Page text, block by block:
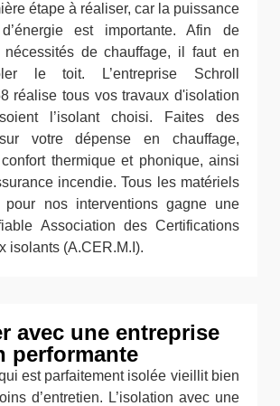
étape à réaliser, car la puissance
d’énergie est importante. Afin de
de chauffage, il faut en
le toit. L’entreprise Schroll
réalise tous vos travaux d'isolation
l’isolant choisi. Faites des
votre dépense en chauffage,
thermique et phonique, ainsi
incendie. Tous les matériels
pour nos interventions gagne une
Association des Certifications
isolants (A.CER.M.I).
avec une entreprise
performante
est parfaitement isolée vieillit bien
d’entretien. L’isolation avec une